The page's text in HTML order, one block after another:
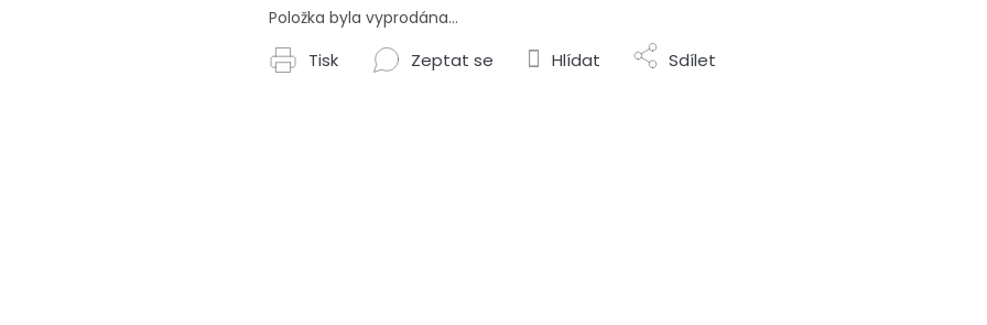
Položka byla vyprodána…
Tisk Zeptat se Hlídat Sdílet